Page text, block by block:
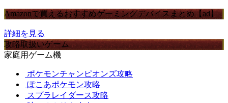
Amazonで買えるおすすめゲーミングデバイスまとめ【ad】
詳細を見る
攻略取扱いゲーム
家庭用ゲーム機
ポケモンチャンピオンズ攻略
ぽこあポケモン攻略
スプラレイダース攻略